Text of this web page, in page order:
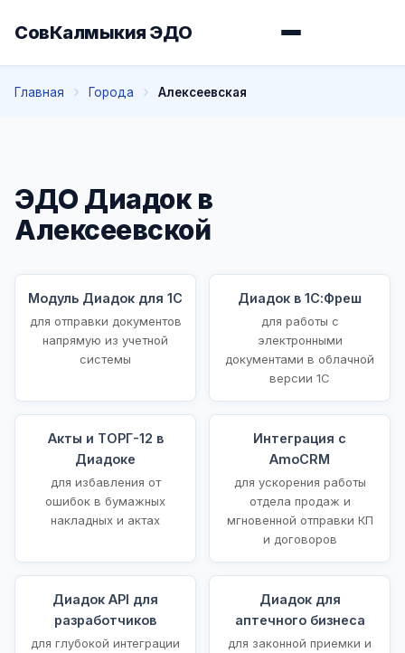
СовКалмыкия ЭДО
Главная Города Алексеевская
ЭДО Диадок в
Алексеевской
Модуль Диадок для 1С
для отправки документов
напрямую из учетной
системы
Диадок в 1С:Фреш
для работы с
электронными
документами в облачной
версии 1С
Акты и ТОРГ-12 в
Диадоке
для избавления от
ошибок в бумажных
накладных и актах
Интеграция с
AmoCRM
для ускорения работы
отдела продаж и
мгновенной отправки КП
и договоров
Диадок API для
разработчиков
для глубокой интеграции
Диадок для
аптечного бизнеса
для законной приемки и